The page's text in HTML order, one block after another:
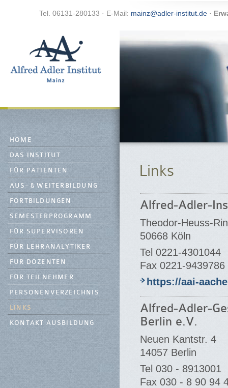
Tel. 06131-280133 · E-Mail: mainz@adler-institut.de ·
HOME
DAS INSTITUT
FÜR PATIENTEN
AUS- & WEITERBILDUNG
FORTBILDUNGEN
SEMESTERPROGRAMM
FÜR SUPERVISOREN
FÜR LEHRANALYTIKER
FÜR DOZENTEN
FÜR TEILNEHMER
PERSONENVERZEICHNIS
LINKS
KONTAKT AUSBILDUNG
Links
Alfred-Adler-
Theodor-Heuss-
50668 Köln
Tel 0221-4301044
Fax 0221-9439786
https://aai-
Alfred-Adler-
Berlin e.V.
Neuen Kantstr. 4
14057 Berlin
Tel 030 - 8913001
Fax 030 - 8 90 94